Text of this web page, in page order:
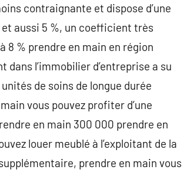
contraignante et dispose d’une
aussi 5 %, un coefficient très
8 % prendre en main en région
dans l’immobilier d’entreprise a su
de soins de longue durée
vous pouvez profiter d’une
en main 300 000 prendre en
louer meublé à l’exploitant de la
prendre en main vous